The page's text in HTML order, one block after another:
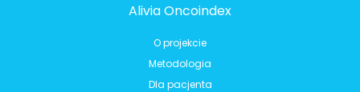
Alivia Oncoindex
O projekcie
Metodologia
Dla pacjenta